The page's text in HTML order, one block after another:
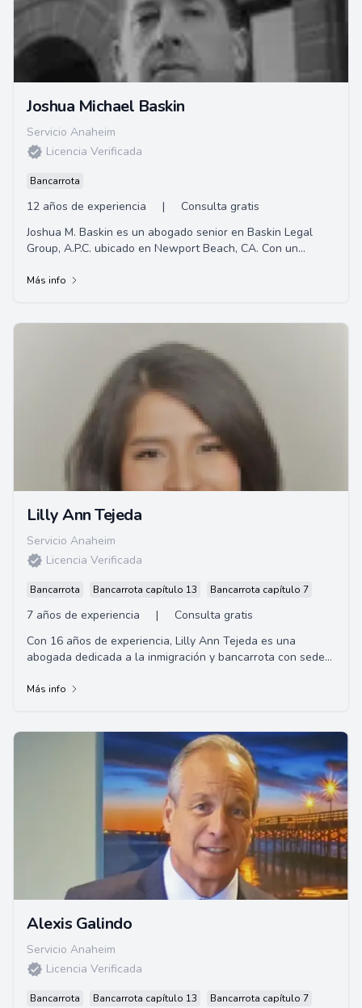
Joshua Michael Baskin
Servicio Anaheim
Licencia Verificada
Bancarrota
12 años de experiencia |
Consulta gratis
Joshua M. Baskin es un abogado senior en Baskin Legal
Group, A.P.C. ubicado en Newport Beach, CA. Con un
Más info
Lilly Ann Tejeda
Servicio Anaheim
Licencia Verificada
Bancarrota Bancarrota capítulo 13 Bancarrota capítulo 7
7 años de experiencia |
Consulta gratis
Con 16 años de experiencia, Lilly Ann Tejeda es una
abogada dedicada a la inmigración y bancarrota con sede
Más info
Alexis Galindo
Servicio Anaheim
Licencia Verificada
Bancarrota Bancarrota capítulo 13 Bancarrota capítulo 7